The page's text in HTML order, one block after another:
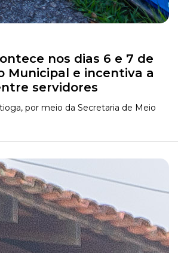
nos dias 6 e 7 de
Municipal e incentiva a
servidores
por meio da Secretaria de Meio